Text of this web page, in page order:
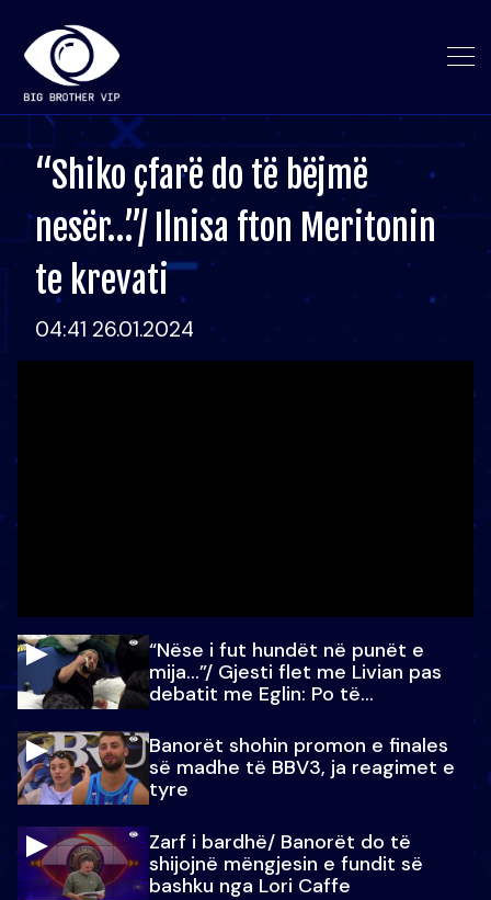
“Shiko çfarë do të bëjmë
nesër…”/ Ilnisa fton Meritonin
te krevati
04:41 26.01.2024
“Nëse i fut hundët në punët e
mija…”/ Gjesti flet me Livian pas
debatit me Eglin: Po të
Banorët shohin promon e finales
së madhe të BBV3, ja reagimet e
tyre
Zarf i bardhë/ Banorët do të
shijojnë mëngjesin e fundit së
bashku nga Lori Caffe